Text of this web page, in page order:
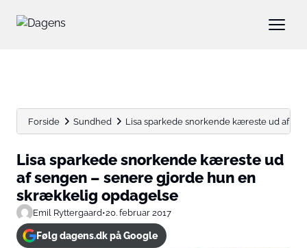
Forside Sundhed Lisa sparkede snorkende kæreste ud af
Lisa sparkede snorkende kæreste ud
af sengen – senere gjorde hun en
skrækkelig opdagelse
Emil Ryttergaard•20. februar 2017
Følg dagens.dk på Google